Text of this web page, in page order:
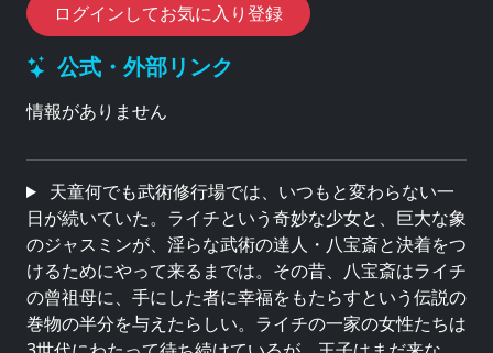
ログインしてお気に入り登録
公式・外部リンク
情報がありません
天童何でも武術修行場では、いつもと変わらない一
日が続いていた。ライチという奇妙な少女と、巨大な象
のジャスミンが、淫らな武術の達人・八宝斎と決着をつ
けるためにやって来るまでは。その昔、八宝斎はライチ
の曾祖母に、手にした者に幸福をもたらすという伝説の
巻物の半分を与えたらしい。ライチの一家の女性たちは